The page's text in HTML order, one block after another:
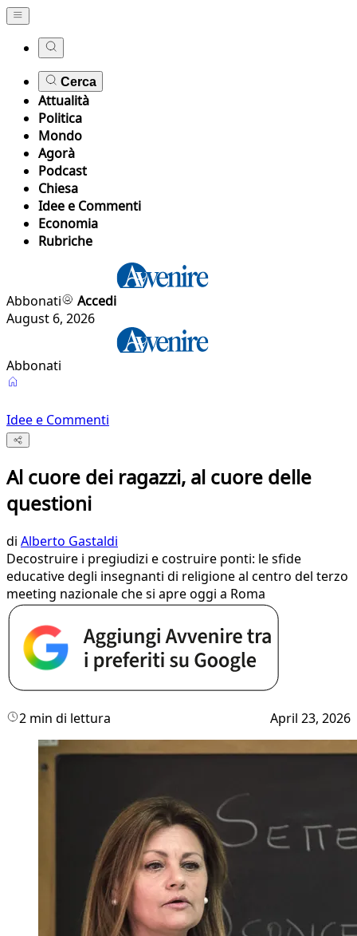
Cerca
Attualità
Politica
Mondo
Agorà
Podcast
Chiesa
Idee e Commenti
Economia
Rubriche
Abbonati
Accedi
August 6, 2026
Abbonati
Idee e Commenti
Al cuore dei ragazzi, al cuore delle
questioni
di Alberto Gastaldi
Decostruire i pregiudizi e costruire ponti: le sfide
educative degli insegnanti di religione al centro del terzo
meeting nazionale che si apre oggi a Roma
2 min di lettura April 23, 2026